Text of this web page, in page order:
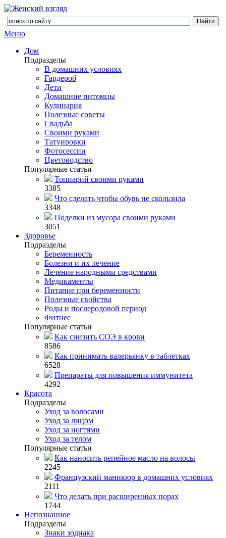
Меню
Дом
Подразделы
В домашних условиях
Гардероб
Дети
Домашние питомцы
Кулинария
Полезные советы
Свадьба
Своими руками
Татуировки
Фотосессии
Цветоводство
Популярные статьи
Топиарий своими руками
3385
Что сделать чтобы обувь не скользила
3348
Поделки из мусора своими руками
3051
Здоровье
Подразделы
Беременность
Болезни и их лечение
Лечение народными средствами
Медикаменты
Питание при беременности
Полезные свойства
Роды и послеродовой период
Фитнес
Популярные статьи
Как снизить СОЭ в крови
8586
Как принимать валерьянку в таблетках
6528
Препараты для повышения иммунитета
4292
Красота
Подразделы
Уход за волосами
Уход за лицом
Уход за ногтями
Уход за телом
Популярные статьи
Как наносить репейное масло на волосы
2245
Французский маникюр в домашних условиях
2111
Что делать при расширенных порах
1744
Непознанное
Подразделы
Знаки зодиака